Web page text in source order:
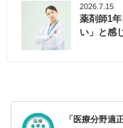
2026.7.15
薬剤師1
い」と感
「医療分野適